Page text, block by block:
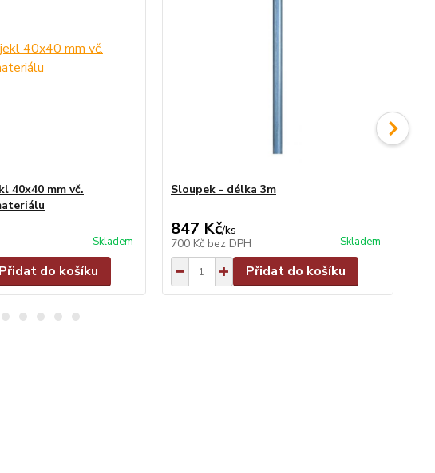
40x40 mm vč.
Skladem
Přidat do košíku
Sloupek - délka 3m
847 Kč/ks
700 Kč bez DPH Skladem
Přidat do košíku